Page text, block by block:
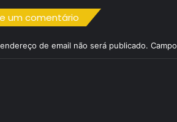
um comentário
de email não será publicado.